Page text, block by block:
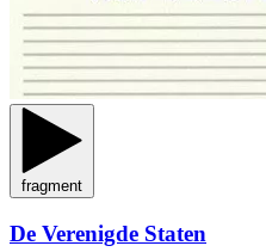
fragment
De Verenigde Staten